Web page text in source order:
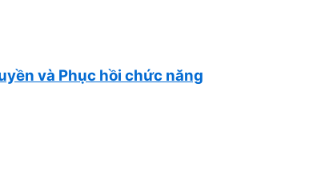
và Phục hồi chức năng